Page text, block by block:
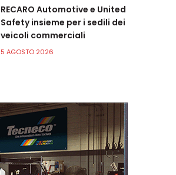
RECARO Automotive e United
Safety insieme per i sedili dei
veicoli commerciali
5 AGOSTO 2026